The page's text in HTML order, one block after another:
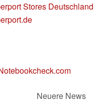
Stores Deutschland
Neuere News